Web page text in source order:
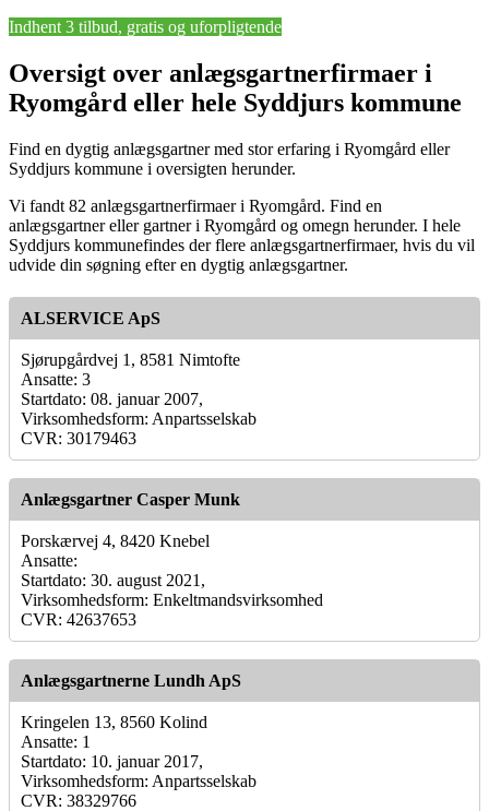
Indhent 3 tilbud, gratis og uforpligtende
Oversigt over anlægsgartnerfirmaer i
Ryomgård eller hele Syddjurs kommune
Find en dygtig anlægsgartner med stor erfaring i Ryomgård eller
Syddjurs kommune i oversigten herunder.
Vi fandt 82 anlægsgartnerfirmaer i Ryomgård. Find en
anlægsgartner eller gartner i Ryomgård og omegn herunder. I hele
Syddjurs kommunefindes der flere anlægsgartnerfirmaer, hvis du vil
udvide din søgning efter en dygtig anlægsgartner.
ALSERVICE ApS
Sjørupgårdvej 1, 8581 Nimtofte
Ansatte: 3
Startdato: 08. januar 2007,
Virksomhedsform: Anpartsselskab
CVR: 30179463
Anlægsgartner Casper Munk
Porskærvej 4, 8420 Knebel
Ansatte:
Startdato: 30. august 2021,
Virksomhedsform: Enkeltmandsvirksomhed
CVR: 42637653
Anlægsgartnerne Lundh ApS
Kringelen 13, 8560 Kolind
Ansatte: 1
Startdato: 10. januar 2017,
Virksomhedsform: Anpartsselskab
CVR: 38329766